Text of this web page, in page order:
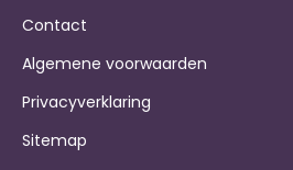
Contact
Algemene voorwaarden
Privacyverklaring
Sitemap